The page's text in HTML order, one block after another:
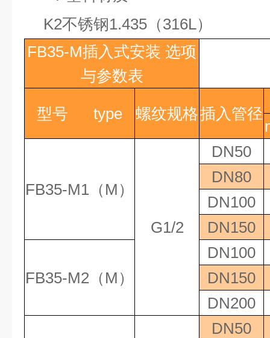
K2不锈钢1.435 （316L）
FB35-M插入式安装 选项
与参数表
型号 type 螺纹规格插入管径
FB35-M1 （ M ）
G1/2
DN50
DN80
DN100
DN150
FB35-M2 （ M ）
DN100
DN150
DN200
DN50